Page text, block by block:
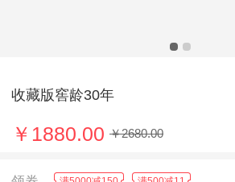
收藏版窖龄30年
￥1880.00 ￥2680.00